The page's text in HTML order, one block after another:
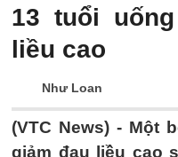
13 tuổi
liều cao
Như Loan
(VTC News) - Một
giảm đau liều cao